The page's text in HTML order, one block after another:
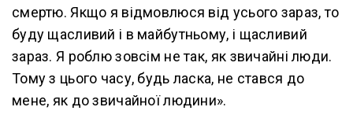
смертю. Якщо я відмовлюся від усього зараз, то
буду щасливий і в майбутньому, і щасливий
зараз. Я роблю зовсім не так, як звичайні люди.
Тому з цього часу, будь ласка, не стався до
мене, як до звичайної людини».